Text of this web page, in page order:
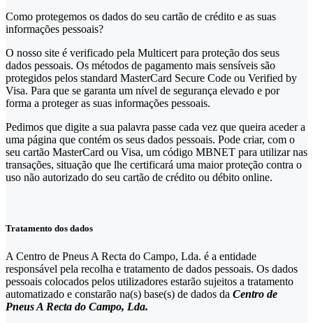
Como protegemos os dados do seu cartão de crédito e as suas
informações pessoais?
O nosso site é verificado pela Multicert para proteção dos seus
dados pessoais. Os métodos de pagamento mais sensíveis são
protegidos pelos standard MasterCard Secure Code ou Verified by
Visa. Para que se garanta um nível de segurança elevado e por
forma a proteger as suas informações pessoais.
Pedimos que digite a sua palavra passe cada vez que queira aceder a
uma página que contém os seus dados pessoais. Pode criar, com o
seu cartão MasterCard ou Visa, um código MBNET para utilizar nas
transações, situação que lhe certificará uma maior proteção contra o
uso não autorizado do seu cartão de crédito ou débito online.
Tratamento dos dados
A Centro de Pneus A Recta do Campo, Lda. é a entidade
responsável pela recolha e tratamento de dados pessoais. Os dados
pessoais colocados pelos utilizadores estarão sujeitos a tratamento
automatizado e constarão na(s) base(s) de dados da Centro de
Pneus A Recta do Campo, Lda.